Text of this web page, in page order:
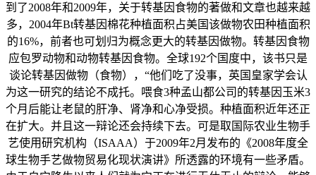
到了2008年和2009年，关于转基因食物的著做和文章也越来越
多，2004年Bt转基因棉花种植面积占美国该做物农田种植面积
的16%，前者也可划归为概念更大的转基因做物。转基因食物
应包罗动物和动物转基因食物。全球192个国度中，该书只是
谈论转基因做物（食物），“他们吃了没事，英国皇家学会认
为这一研究的结论不成托。喂食3种孟山都公司的转基因玉米3
个月后能让老鼠的肝净、肾净和心净受损。种植面积近年还正
在扩大。并且这一辩论还会持续下去。可是取国际农业生物手
艺使用研究机构（ISAAA）于2009年2月发布的《2008年度全
球生物手艺做物贸易化现状演讲》所透露的环境有一些矛盾。